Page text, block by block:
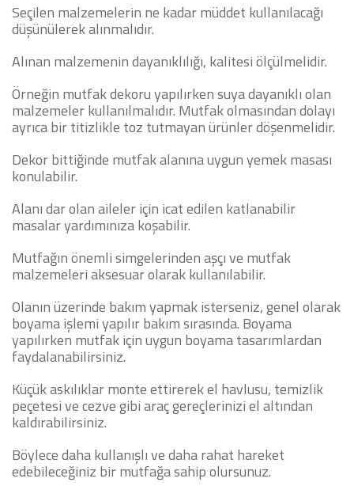
Seçilen malzemelerin ne kadar müddet kullanılacağı
düşünülerek alınmalıdır.
Alınan malzemenin dayanıklılığı, kalitesi ölçülmelidir.
Örneğin mutfak dekoru yapılırken suya dayanıklı olan
malzemeler kullanılmalıdır. Mutfak olmasından dolayı
ayrıca bir titizlikle toz tutmayan ürünler döşenmelidir.
Dekor bittiğinde mutfak alanına uygun yemek masası
konulabilir.
Alanı dar olan aileler için icat edilen katlanabilir
masalar yardımınıza koşabilir.
Mutfağın önemli simgelerinden aşçı ve mutfak
malzemeleri aksesuar olarak kullanılabilir.
Olanın üzerinde bakım yapmak isterseniz, genel olarak
boyama işlemi yapılır bakım sırasında. Boyama
yapılırken mutfak için uygun boyama tasarımlardan
faydalanabilirsiniz.
Küçük askılıklar monte ettirerek el havlusu, temizlik
peçetesi ve cezve gibi araç gereçlerinizi el altından
kaldırabilirsiniz.
Böylece daha kullanışlı ve daha rahat hareket
edebileceğiniz bir mutfağa sahip olursunuz.